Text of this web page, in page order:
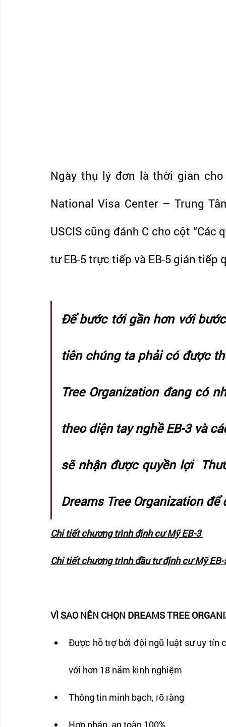
Ngày thụ lý đơn là thời gian
National Visa Center – Trung
USCIS cũng đánh C cho cột
tư EB-5 trực tiếp và EB-5 gián tiếp
Để bước tới gần hơn với
tiên chúng ta phải có được
Tree Organization đang có
theo diện tay nghề EB-3 và
sẽ nhận được quyền lợi
Dreams Tree Organization để
Chi tiết chương trình định cư Mỹ EB-3
Chi tiết chương trình đầu tư định cư Mỹ EB-
VÌ SAO NÊN CHỌN DREAMS TREE
Được hỗ trợ bởi đội ngũ luật sư uy tín
với hơn 18 năm kinh nghiệm
Thông tin minh bạch, rõ ràng
Hợp pháp, an toàn 100%